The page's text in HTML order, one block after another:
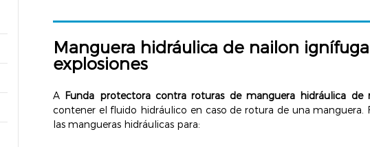
Manguera hidráulica de nailon
explosiones
A Funda protectora contra roturas de manguera hidráulica de
contener el fluido hidráulico en caso de rotura de una manguera.
las mangueras hidráulicas para: